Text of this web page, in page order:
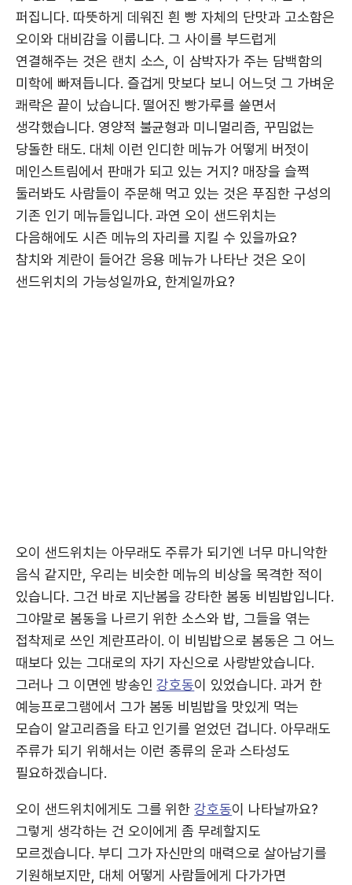
퍼집니다. 따뜻하게 데워진 흰 빵 자체의 단맛과 고소함은
오이와 대비감을 이룹니다. 그 사이를 부드럽게
연결해주는 것은 랜치 소스, 이 삼박자가 주는 담백함의
미학에 빠져듭니다. 즐겁게 맛보다 보니 어느덧 그 가벼운
쾌락은 끝이 났습니다. 떨어진 빵가루를 쓸면서
생각했습니다. 영양적 불균형과 미니멀리즘, 꾸밈없는
당돌한 태도. 대체 이런 인디한 메뉴가 어떻게 버젓이
메인스트림에서 판매가 되고 있는 거지? 매장을 슬쩍
둘러봐도 사람들이 주문해 먹고 있는 것은 푸짐한 구성의
기존 인기 메뉴들입니다. 과연 오이 샌드위치는
다음해에도 시즌 메뉴의 자리를 지킬 수 있을까요?
참치와 계란이 들어간 응용 메뉴가 나타난 것은 오이
샌드위치의 가능성일까요, 한계일까요?
오이 샌드위치는 아무래도 주류가 되기엔 너무 마니악한
음식 같지만, 우리는 비슷한 메뉴의 비상을 목격한 적이
있습니다. 그건 바로 지난봄을 강타한 봄동 비빔밥입니다.
그야말로 봄동을 나르기 위한 소스와 밥, 그들을 엮는
접착제로 쓰인 계란프라이. 이 비빔밥으로 봄동은 그 어느
때보다 있는 그대로의 자기 자신으로 사랑받았습니다.
그러나 그 이면엔 방송인강호동이 있었습니다. 과거 한
예능프로그램에서 그가 봄동 비빔밥을 맛있게 먹는
모습이 알고리즘을 타고 인기를 얻었던 겁니다. 아무래도
주류가 되기 위해서는 이런 종류의 운과 스타성도
필요하겠습니다.
오이 샌드위치에게도 그를 위한강호동이 나타날까요?
그렇게 생각하는 건 오이에게 좀 무례할지도
모르겠습니다. 부디 그가 자신만의 매력으로 살아남기를
기원해보지만, 대체 어떻게 사람들에게 다가가면